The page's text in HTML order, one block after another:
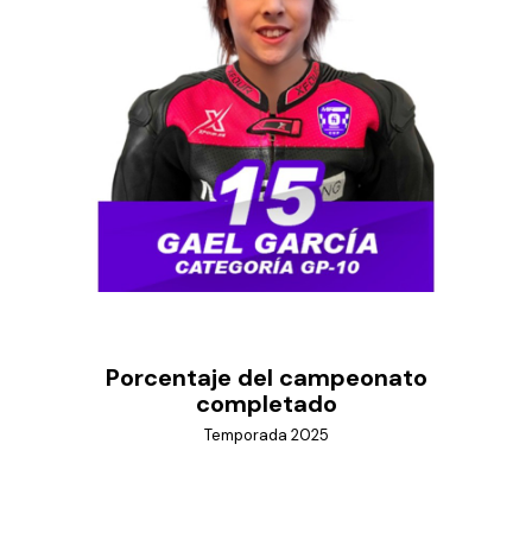
Porcentaje del campeonato
completado
Temporada 2025